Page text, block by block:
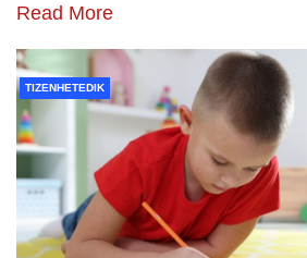
Read More
TIZENHETEDIK